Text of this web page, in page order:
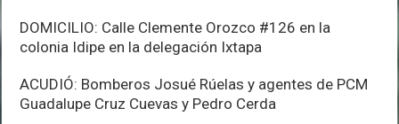
DOMICILIO: Calle Clemente Orozco #126 en la
colonia Idipe en la delegación Ixtapa
ACUDIÓ: Bomberos Josué Rúelas y agentes de PCM
Guadalupe Cruz Cuevas y Pedro Cerda